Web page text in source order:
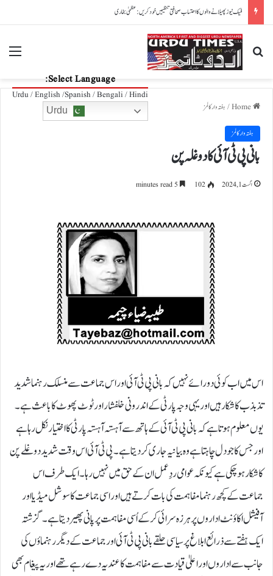
Select Language:
Urdu / English /Spanish / Bengali / Hindi
پاکستان، آذربائیجان تعلقات مزید مضبوط بنانے کے عزم کا اعادہ
Search for
/ ہفتہ وار کالمز
ہفتہ وار کالمز
بانی پی ٹی آئی کا دوغلہ پن
اگست 1, 2024 102
اس میں اب کوئی دو رائے نہیں کہ بانی پی ٹی آئی اور اس جماعت سے منسلک رہنما شدید
تذبذب کا شکار ہیں اور یہی وجہ پارٹی کے اندرونی خلفشار اور ٹوٹ پھوٹ کا باعث ہے۔
یوں معلوم ہوتا ہے کہ بانی پی ٹی آئی کے ہاتھ سے آہستہ آہستہ پارٹی کا اختیار نکل رہا ہے
اور جس کا جو دل چاہتا ہے وہ بیانیہ جاری کر دیتا ہے۔ پی ٹی آئی اس وقت شدید دوغلے پن
کا شکار ہو چکی ہے کیونکہ عوامی ردِعمل ان کے حق میں نہیں رہا۔ایک طرف اس
جماعت کے کچھ رہنما مفاہمت کی بات کرتے ہیں اور اسی جماعت کا سوشل میڈیا اور
آفیشل اکاؤنٹ اداروں پر ہرزہ سرائی کرکے اُسی مفاہمت پر پانی پھیر دیتا ہے۔ گزشتہ
ایک ہفتے سے ذرائع ابلاغ پر سیاسی حلقے بانی پی ٹی آئی اور جماعت کے دیگر رہنماؤں کی
جانب سے اداروں اور اعلیٰ قیادت سے مفاہمت کا عندیہ دے رہے تھے اور یہ پیغام بھی